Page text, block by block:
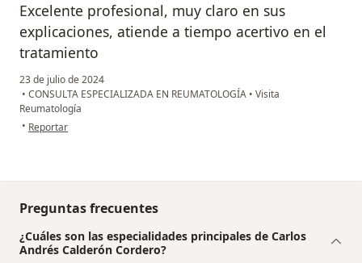
Excelente profesional, muy claro en sus
explicaciones, atiende a tiempo acertivo en el
tratamiento
23 de julio de 2024
• CONSULTA ESPECIALIZADA EN REUMATOLOGÍA • Visita
Reumatología
• en opinión del usuario Elizabeth
Reportar
Preguntas frecuentes
¿Cuáles son las especialidades principales de Carlos
Andrés Calderón Cordero?